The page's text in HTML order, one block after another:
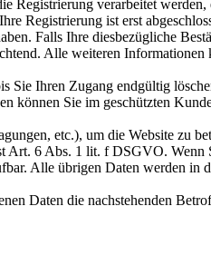
Registrierung verarbeitet werden,
Registrierung ist erst
Falls Ihre diesbezügliche
Alle weiteren
Sie Ihren Zugang endgültig
können Sie im geschützten
etc.), um die Website zu
Art. 6 Abs. 1 lit. f DSGVO. Wenn
Alle übrigen Daten werden in
Daten die nachstehenden